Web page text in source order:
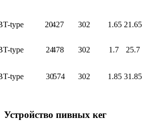
type20427 302 1.65 21.65
type24478 302 1.7 25.7
type30574 302 1.85 31.85
Устройство пивных кег